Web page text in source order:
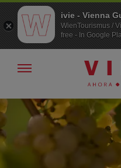
A
la
navegación
Al
contenido
Mostrar/ocultar
ivie - Vienna
WienTourismus /
free - In Google